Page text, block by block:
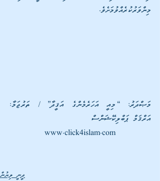
މިންވަރުކުރެއްވުމަށެވެ.
އަރްޤަމް ޕަބްލިކޭޝަންސް
www.click4islam.com
ދީނީ ލިޔުން